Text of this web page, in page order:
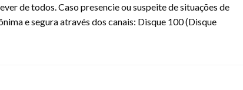
de todos. Caso presencie ou suspeite de situações de
e segura através dos canais: Disque 100 (Disque